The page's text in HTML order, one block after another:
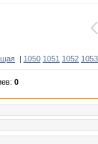
| 1050 1051 1052 1053
: 0